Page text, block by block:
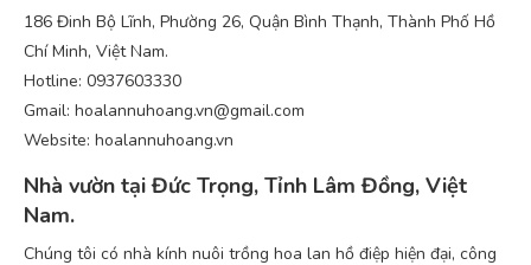
186 Đinh Bộ Lĩnh, Phường 26, Quận Bình Thạnh, Thành Phố Hồ
Chí Minh, Việt Nam.
Hotline: 0937603330
Gmail: hoalannuhoang.vn@gmail.com
Website: hoalannuhoang.vn
Nhà vườn tại Đức Trọng, Tỉnh Lâm Đồng, Việt
Nam.
Chúng tôi có nhà kính nuôi trồng hoa lan hồ điệp hiện đại, công